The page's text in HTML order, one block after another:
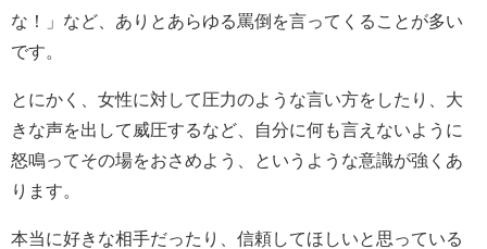
な！」など、ありとあらゆる罵倒を言ってくることが多い
です。
とにかく、女性に対して圧力のような言い方をしたり、大
きな声を出して威圧するなど、自分に何も言えないように
怒鳴ってその場をおさめよう、というような意識が強くあ
ります。
本当に好きな相手だったり、信頼してほしいと思っている